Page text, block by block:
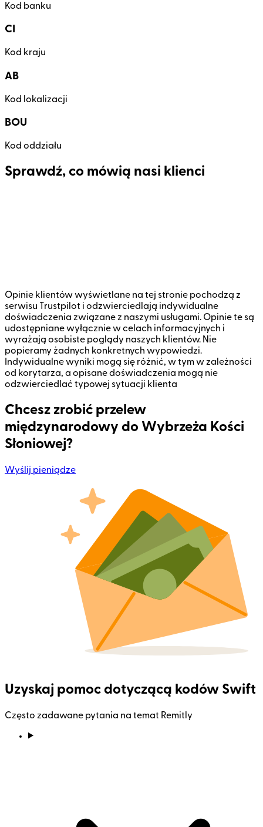
Kod banku
CI
Kod kraju
AB
Kod lokalizacji
BOU
Kod oddziału
Sprawdź, co mówią nasi klienci
Opinie klientów wyświetlane na tej stronie pochodzą z
serwisu Trustpilot i odzwierciedlają indywidualne
doświadczenia związane z naszymi usługami. Opinie te są
udostępniane wyłącznie w celach informacyjnych i
wyrażają osobiste poglądy naszych klientów. Nie
popieramy żadnych konkretnych wypowiedzi.
Indywidualne wyniki mogą się różnić, w tym w zależności
od korytarza, a opisane doświadczenia mogą nie
odzwierciedlać typowej sytuacji klienta
Chcesz zrobić przelew
międzynarodowy do Wybrzeża Kości
Słoniowej?
Wyślij pieniądze
Uzyskaj pomoc dotyczącą kodów Swift
Często zadawane pytania na temat Remitly